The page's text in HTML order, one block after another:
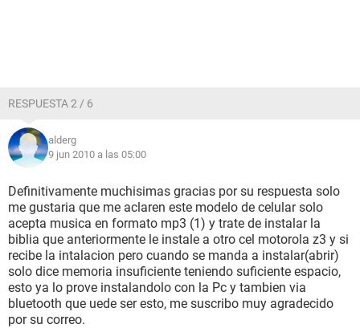
RESPUESTA 2 / 6
alderg
9 jun 2010 a las 05:00
Definitivamente muchisimas gracias por su respuesta solo
me gustaria que me aclaren este modelo de celular solo
acepta musica en formato mp3 (1) y trate de instalar la
biblia que anteriormente le instale a otro cel motorola z3 y si
recibe la intalacion pero cuando se manda a instalar(abrir)
solo dice memoria insuficiente teniendo suficiente espacio,
esto ya lo prove instalandolo con la Pc y tambien via
bluetooth que uede ser esto, me suscribo muy agradecido
por su correo.